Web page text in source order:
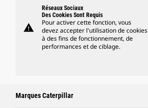
warning
Réseaux Sociaux
Des Cookies Sont Requis
Pour activer cette fonction, vous
devez accepter l'utilisation de cookies
à des fins de fonctionnement, de
performances et de ciblage.
Marques Caterpillar